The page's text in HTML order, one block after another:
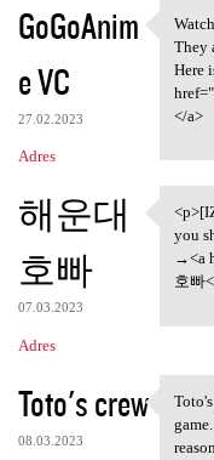
GoGoAnim
e VC
27.02.2023
Adres
They
Here
href="
</a>
해운대
호빠
07.03.2023
Adres
you
→<a
호빠
Toto's crew
08.03.2023